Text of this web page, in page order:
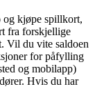
og kjøpe spillkort,
fra forskjellige
Vil du vite saldoen
for påfylling
og mobilapp)
Hvis du har